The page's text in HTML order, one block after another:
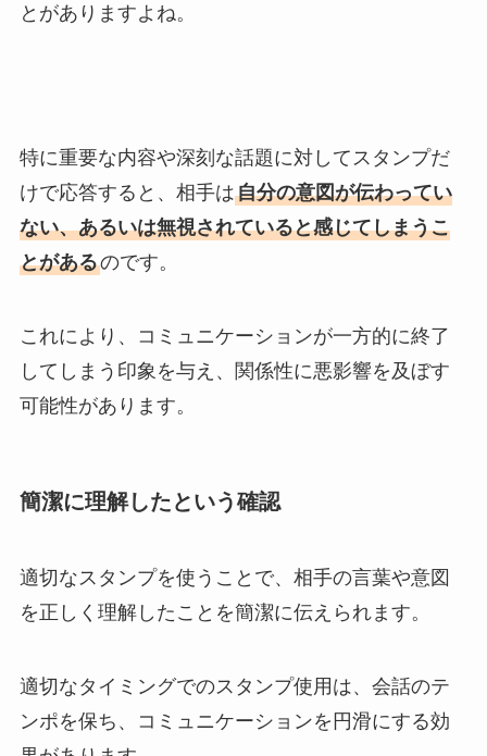
とがありますよね。
特に重要な内容や深刻な話題に対してスタンプだ
けで応答すると、相手は自分の意図が伝わってい
ない、あるいは無視されていると感じてしまうこ
とがあるのです。
これにより、コミュニケーションが一方的に終了
してしまう印象を与え、関係性に悪影響を及ぼす
可能性があります。
簡潔に理解したという確認
適切なスタンプを使うことで、相手の言葉や意図
を正しく理解したことを簡潔に伝えられます。
適切なタイミングでのスタンプ使用は、会話のテ
ンポを保ち、コミュニケーションを円滑にする効